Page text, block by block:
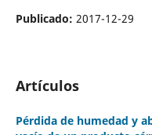
Publicado: 2017-12-29
Artículos
Pérdida de humedad y